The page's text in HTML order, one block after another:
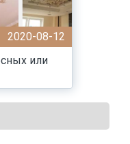
2020-08-12
или